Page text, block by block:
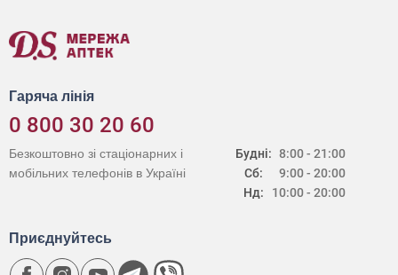
Гаряча лінія
0 800 30 20 60
Будні:
Сб:
Нд:
8:00 - 21:00
9:00 - 20:00
10:00 - 20:00
Безкоштовно зі стаціонарних і
мобільних телефонів в Україні
Приєднуйтесь